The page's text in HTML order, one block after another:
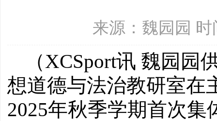
来源：魏园园 时
（XCSport讯 魏园园
想道德与法治教研室在
2025年秋季学期首次